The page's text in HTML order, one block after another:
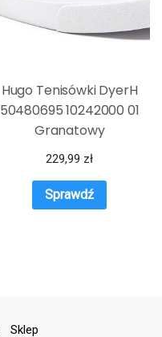
Hugo Tenisówki DyerH
50480695 10242000 01
Granatowy
229,99 zł
Sprawdź
Sklep